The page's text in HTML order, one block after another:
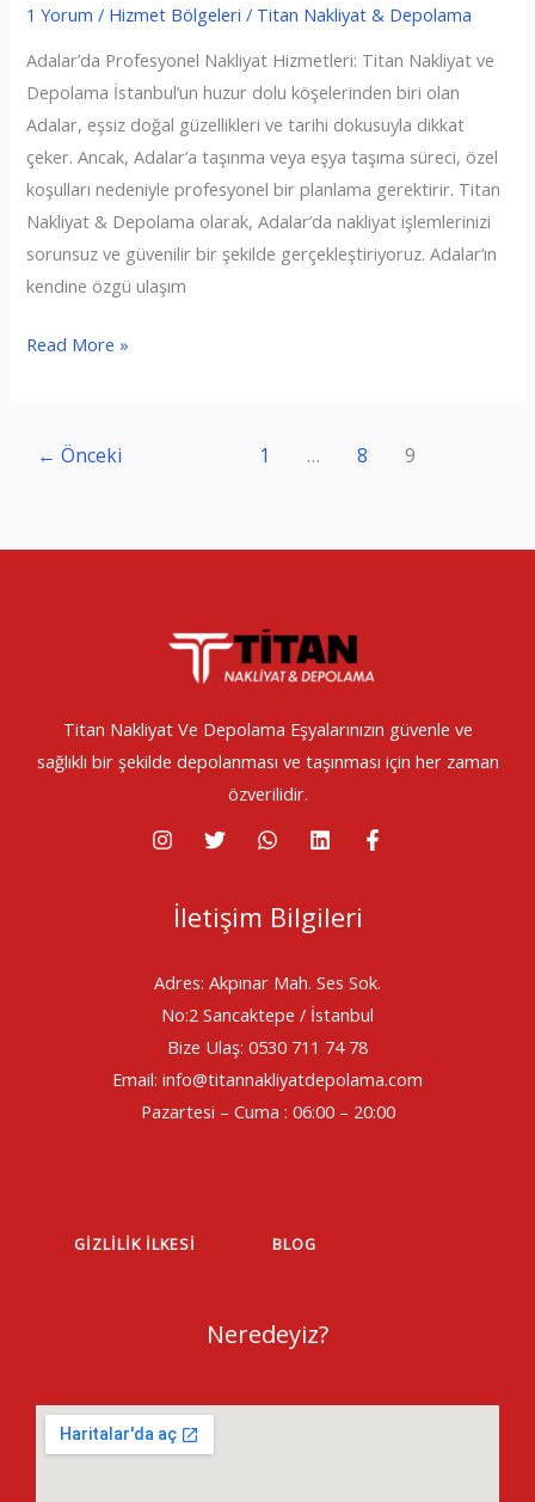
1 Yorum / Hizmet Bölgeleri / Titan Nakliyat & Depolama
Adalar’da Profesyonel Nakliyat Hizmetleri: Titan Nakliyat ve
Depolama İstanbul’un huzur dolu köşelerinden biri olan
Adalar, eşsiz doğal güzellikleri ve tarihi dokusuyla dikkat
çeker. Ancak, Adalar’a taşınma veya eşya taşıma süreci, özel
koşulları nedeniyle profesyonel bir planlama gerektirir. Titan
Nakliyat & Depolama olarak, Adalar’da nakliyat işlemlerinizi
sorunsuz ve güvenilir bir şekilde gerçekleştiriyoruz. Adalar’ın
kendine özgü ulaşım
Adalar
Nakliyat
Read More »
← Önceki 1 … 8 9
Titan Nakliyat Ve Depolama Eşyalarınızın güvenle ve
sağlıklı bir şekilde depolanması ve taşınması için her zaman
özverilidir.
İletişim Bilgileri
Adres: Akpınar Mah. Ses Sok.
No:2 Sancaktepe / İstanbul
Bize Ulaş: 0530 711 74 78
Email: info@titannakliyatdepolama.com
Pazartesi – Cuma : 06:00 – 20:00
GIZLILIK İLKESI BLOG
Neredeyiz?